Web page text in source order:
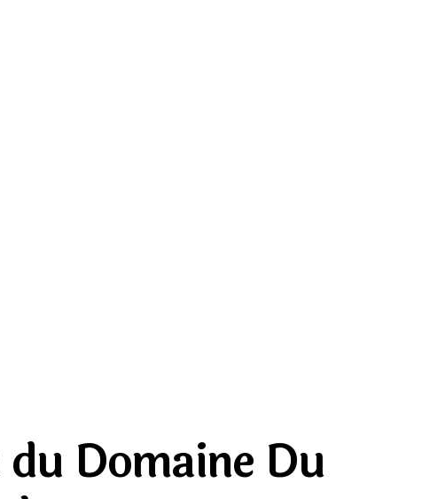
du Domaine Du